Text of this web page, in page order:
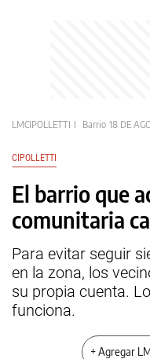
LMCIPOLLETTI Barrio 18 DE
CIPOLLETTI
El barrio que
comunitaria
Para evitar seguir
en la zona, los
su propia cuenta.
funciona.
+ Agregar